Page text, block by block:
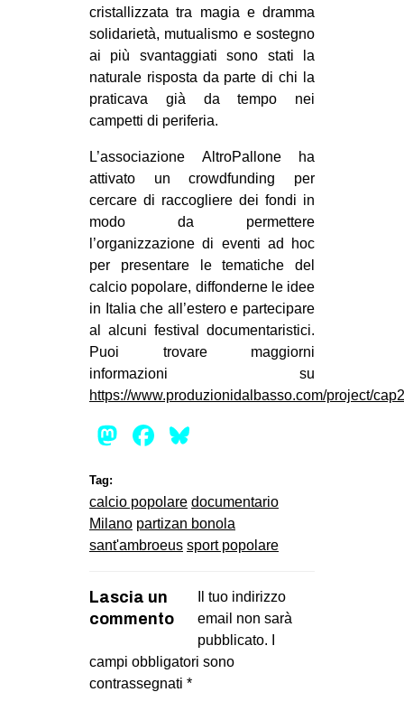
cristallizzata tra magia e dramma
solidarietà, mutualismo e sostegno
ai più svantaggiati sono stati la
naturale risposta da parte di chi la
praticava già da tempo nei
campetti di periferia.
L’associazione AltroPallone ha
attivato un crowdfunding per
cercare di raccogliere dei fondi in
modo da permettere
l’organizzazione di eventi ad hoc
per presentare le tematiche del
calcio popolare, diffonderne le idee
in Italia che all’estero e partecipare
al alcuni festival documentaristici.
Puoi trovare maggiorni
informazioni su
https://www.produzionidalbasso.com/project/
Mastodon
Facebook
Tag:
calcio popolare documentario
Milano partizan bonola
sant'ambroeus sport popolare
Lascia un
commento
Il tuo indirizzo
email non sarà
pubblicato.
campi obbligatori sono
contrassegnati *